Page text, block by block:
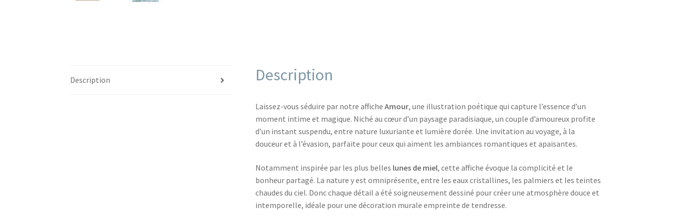
Description Description
Laissez-vous séduire par notre afficheAmour, une illustration poétique qui capture l’essence d’un
moment intime et magique. Niché au cœur d’un paysage paradisiaque, un couple d’amoureux profite
d’un instant suspendu, entre nature luxuriante et lumière dorée. Une invitation au voyage, à la
douceur et à l’évasion, parfaite pour ceux qui aiment les ambiances romantiques et apaisantes.
Notamment inspirée par les plus belles lunes de miel, cette affiche évoque la complicité et le
bonheur partagé. La nature y est omniprésente, entre les eaux cristallines, les palmiers et les teintes
chaudes du ciel. Donc chaque détail a été soigneusement dessiné pour créer une atmosphère douce et
intemporelle, idéale pour une décoration murale empreinte de tendresse.